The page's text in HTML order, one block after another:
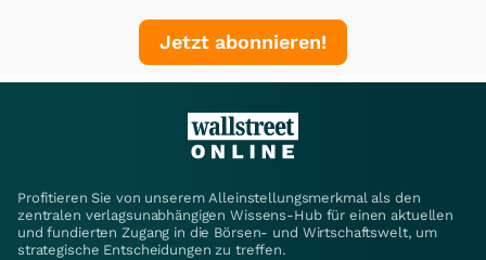
Jetzt abonnieren!
Profitieren Sie von unserem Alleinstellungsmerkmal als den
zentralen verlagsunabhängigen Wissens-Hub für einen aktuellen
und fundierten Zugang in die Börsen- und Wirtschaftswelt, um
strategische Entscheidungen zu treffen.